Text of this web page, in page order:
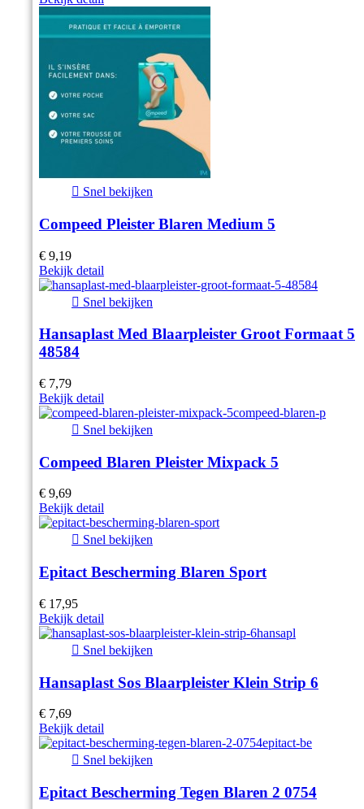
 Snel bekijken
Compeed Pleister Blaren Medium 5
€ 9,19
Bekijk detail
 Snel bekijken
Hansaplast Med Blaarpleister Groot Formaat 5
48584
€ 7,79
Bekijk detail
 Snel bekijken
Compeed Blaren Pleister Mixpack 5
€ 9,69
Bekijk detail
 Snel bekijken
Epitact Bescherming Blaren Sport
€ 17,95
Bekijk detail
 Snel bekijken
Hansaplast Sos Blaarpleister Klein Strip 6
€ 7,69
Bekijk detail
 Snel bekijken
Epitact Bescherming Tegen Blaren 2 0754